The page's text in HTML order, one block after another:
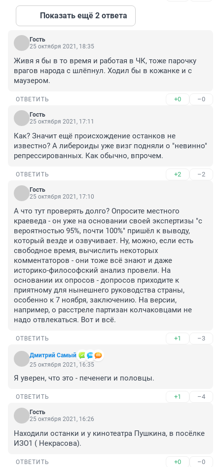
Показать ещё 2 ответа
Гость
25 октября 2021, 18:35
Живя я бы в то время и работая в ЧК, тоже парочку
врагов народа с шлёпнул. Ходил бы в кожанке и с
маузером.
ОТВЕТИТЬ +0 –0
Гость
25 октября 2021, 17:11
Как? Значит ещё происхождение останков не
известно? А либероиды уже визг подняли о "невинно"
репрессированных. Как обычно, впрочем.
ОТВЕТИТЬ +2 –2
Гость
25 октября 2021, 17:10
А что тут проверять долго? Опросите местного
краеведа - он уже на основании своей экспертизы "с
вероятностью 95%, почти 100%" пришёл к выводу,
который везде и озвучивает. Ну, можно, если есть
свободное время, вычислить некоторых
комментаторов - они тоже всё знают и даже
историко-философский анализ провели. На
основании их опросов - допросов приходите к
приятному для нынешнего руководства страны,
особенно к 7 ноября, заключению. На версии,
например, о расстреле партизан колчаковцами не
надо отвлекаться. Вот и всё.
ОТВЕТИТЬ +1 –3
Дмитрий Самый
25 октября 2021, 16:35
Я уверен, что это - печенеги и половцы.
ОТВЕТИТЬ +1 –4
Гость
25 октября 2021, 16:26
Находили останки и у кинотеатра Пушкина, в посёлке
ИЗО1 ( Некрасова).
ОТВЕТИТЬ +0 –0